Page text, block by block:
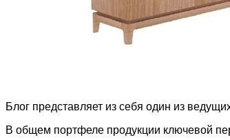
Блог представляет из себя один из
В общем портфеле продукции ключевой